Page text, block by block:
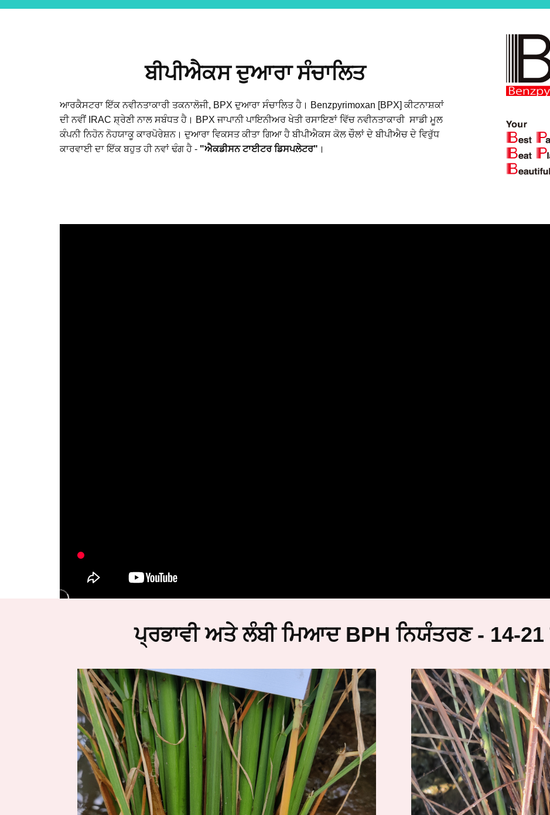
ਬੀਪੀਐਕਸ ਦੁਆਰਾ ਸੰਚਾਲਿਤ
ਆਰਕੈਸਟਰਾ ਇੱਕ ਨਵੀਨਤਾਕਾਰੀ ਤਕਨਾਲੋਜੀ, BPX ਦੁਆਰਾ ਸੰਚਾਲਿਤ ਹੈ। Benzpyrimoxan [BPX] ਕੀਟਨਾਸ਼ਕਾਂ
ਦੀ ਨਵੀਂ IRAC ਸ਼੍ਰੇਣੀ ਨਾਲ ਸਬੰਧਤ ਹੈ। BPX ਜਾਪਾਨੀ ਪਾਇਨੀਅਰ ਖੇਤੀ ਰਸਾਇਣਾਂ ਵਿੱਚ ਨਵੀਨਤਾਕਾਰੀ ਸਾਡੀ ਮੂਲ
ਕੰਪਨੀ ਨਿਹੋਨ ਨੋਹਯਾਕੂ ਕਾਰਪੋਰੇਸ਼ਨ। ਦੁਆਰਾ ਵਿਕਸਤ ਕੀਤਾ ਗਿਆ ਹੈ ਬੀਪੀਐਕਸ ਕੋਲ ਚੌਲਾਂ ਦੇ ਬੀਪੀਐਚ ਦੇ ਵਿਰੁੱਧ
ਕਾਰਵਾਈ ਦਾ ਇੱਕ ਬਹੁਤ ਹੀ ਨਵਾਂ ਢੰਗ ਹੈ - "ਐਕਡੀਸਨ ਟਾਈਟਰ ਡਿਸਪਲੇਟਰ" ।
ਪ੍ਰਭਾਵੀ ਅਤੇ ਲੰਬੀ ਮਿਆਦ BPH ਨਿਯੰਤਰਣ - 14-21